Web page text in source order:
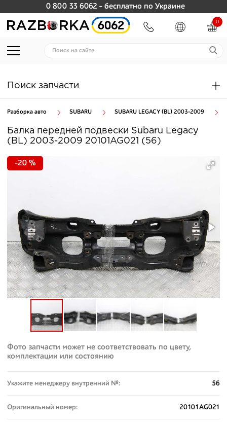
0 800 33 6062 - бесплатно по Украине
0
Поиск запчасти
Разборка авто SUBARU SUBARU LEGACY (BL) 2003-2009
Балка передней подвески Subaru Legacy
(BL) 2003-2009 20101AG021 (56)
-20 %
Фото запчасти может не соответствовать по цвету,
комплектации или состоянию
Укажите менеджеру внутренний №: 56
Оригинальный номер: 20101AG021